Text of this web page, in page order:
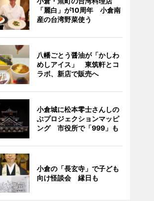
「麗白」が10周年 小倉南
産の台湾野菜使う
八幡ごとう醤油が「かしわ
めしアイス」 東筑軒とコ
ラボ、新店で販売へ
小倉城に松本零士さんしの
ぶプロジェクションマッピ
ング 市役所で「999」も
小倉の「長玄寺」で子ども
向け怪談会 縁日も